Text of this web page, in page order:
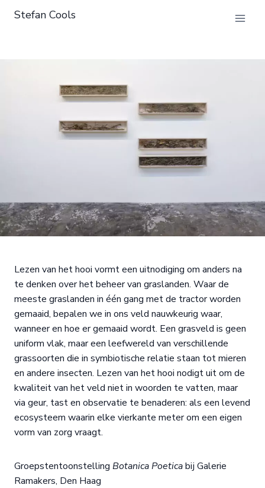
naarStefan Cools
Lezen van het hooi vormt een uitnodiging om anders na
te denken over het beheer van graslanden. Waar de
meeste graslanden in één gang met de tractor worden
gemaaid, bepalen we in ons veld nauwkeurig waar,
wanneer en hoe er gemaaid wordt. Een grasveld is geen
uniform vlak, maar een leefwereld van verschillende
grassoorten die in symbiotische relatie staan tot mieren
en andere insecten. Lezen van het hooi nodigt uit om de
kwaliteit van het veld niet in woorden te vatten, maar
via geur, tast en observatie te benaderen: als een levend
ecosysteem waarin elke vierkante meter om een eigen
vorm van zorg vraagt.
Groepstentoonstelling Botanica Poeticabij Galerie
Ramakers, Den Haag